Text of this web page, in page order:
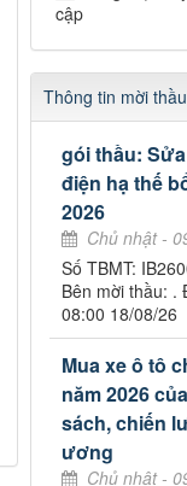
cập
Thông tin mời thầu
gói thầu:
điện hạ thế
2026
Chủ nhật -
Số TBMT:
Bên mời thầu: .
08:00 18/08/26
Mua xe ô tô
năm 2026
sách, chiến
ương
Chủ nhật -